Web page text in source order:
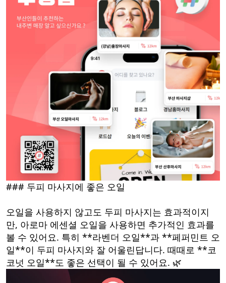
### 두피 마사지에 좋은 오일
오일을 사용하지 않고도 두피 마사지는 효과적이지
만, 아로마 에센셜 오일을 사용하면 추가적인 효과를
볼 수 있어요. 특히 **라벤더 오일**과 **페퍼민트 오
일**이 두피 마사지와 잘 어울린답니다. 때때로 **코
코넛 오일**도 좋은 선택이 될 수 있어요. 🌿